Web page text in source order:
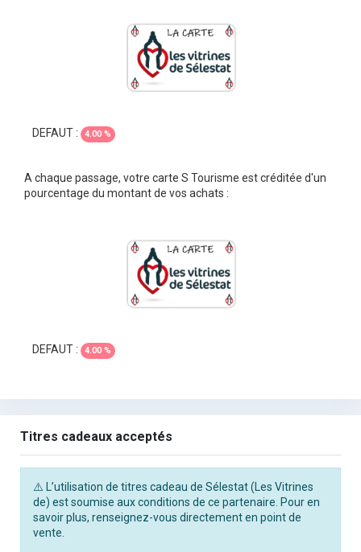
DEFAUT : 4.00 %
A chaque passage, votre carte S Tourisme est créditée d'un
pourcentage du montant de vos achats :
DEFAUT : 4.00 %
Titres cadeaux acceptés
⚠️ L’utilisation de titres cadeau de Sélestat (Les Vitrines
de) est soumise aux conditions de ce partenaire. Pour en
savoir plus, renseignez-vous directement en point de
vente.